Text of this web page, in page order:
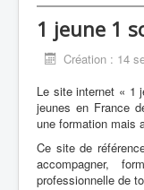
1 jeune 1
Création : 14
Le site internet « 1
jeunes en France
une formation mais
Ce site de
accompagner,
professionnelle de